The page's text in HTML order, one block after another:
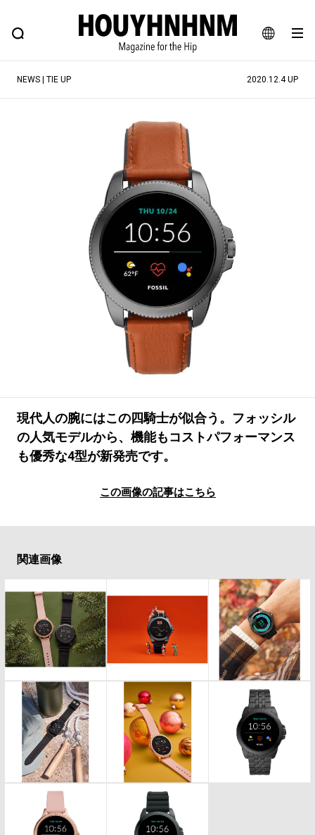
JA
EN
FEATURE BLOG SNAP
ヒップなファッション、カルチャー、ライフスタイルWEBマガジン
#SHOPPING ADDICT #憧れの逸品
#ESSENTIAL DESIGNS #古着サミット
#NEW VINTAGE #マイナーグッド図鑑
#路地裏てぃーん。 #MONTHLY JOURNAL
#GH 銘品の所以 #フイナムのYouTube
#Commune H #FOCUS IT #AH.H
#FASHION #MUSIC
#SNEAKER #OUTDOOR
#HANDSOME HANDBOOK
NEWS | TIE UP 2020.12.4 UP
現代人の腕にはこの四騎士が似合う。フォッシル
の人気モデルから、機能もコストパフォーマンス
も優秀な4型が新発売です。
この画像の記事はこちら
関連画像